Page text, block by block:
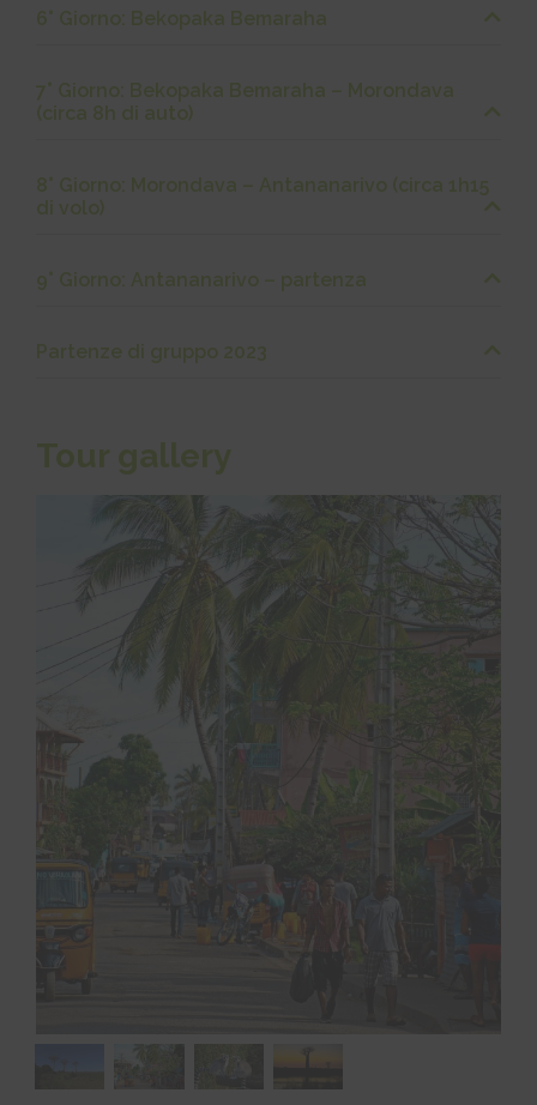
6° Giorno: Bekopaka Bemaraha
7° Giorno: Bekopaka Bemaraha – Morondava
(circa 8h di auto)
8° Giorno: Morondava – Antananarivo (circa 1h15
di volo)
9° Giorno: Antananarivo – partenza
Partenze di gruppo 2023
Tour gallery